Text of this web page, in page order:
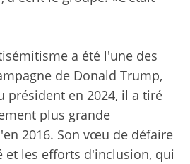
a été l'une des
de Donald Trump,
président en 2024, il a tiré
plus grande
2016. Son vœu de défaire
et les efforts d'inclusion, qui